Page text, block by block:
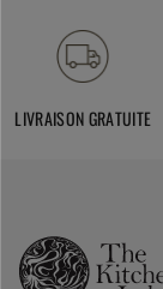
LIVRAISON GRATUITE